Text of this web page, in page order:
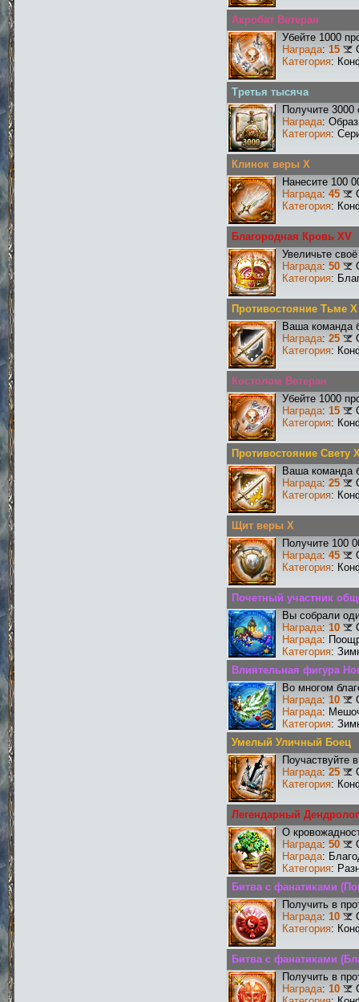
Акробат Ветеран
Убейте 1000
Награда: 15
Категория:
Третья тысяча
Получите 3000
Награда: Образ
Категория:
Клинок веры X
Нанесите 100
Награда: 45
Категория:
Благородная Кровь XV
Увеличьте
Награда: 50
Категория:
Противостояние Тьме X
Ваша команда
Награда: 25
Категория:
Костолом Ветеран
Убейте 1000
Награда: 15
Категория:
Противостояние Свету
Ваша команда
Награда: 25
Категория:
Щит веры X
Получите 100
Награда: 45
Категория:
Почетный участник
Вы собрали
Награда: 10
Награда:
Категория:
Влиятельная фигура
Во многом
Награда: 10
Награда:
Категория:
Умелый Уличный Боец
Поучаствуйте
Награда: 25
Категория:
Легендарный Дендролог
О
Награда: 50
Награда:
Категория:
Битва с фанатиками
Получить в
Награда: 10
Категория:
Битва с фанатиками
Получить в
Награда: 10